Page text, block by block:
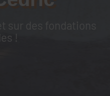
sur des fondations
!